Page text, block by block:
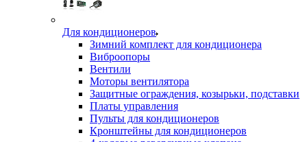
Для кондиционеров
Зимний комплект для кондиционера
Виброопоры
Вентили
Моторы вентилятора
Защитные ограждения, козырьки, подставки
Платы управления
Пульты для кондиционеров
Кронштейны для кондиционеров